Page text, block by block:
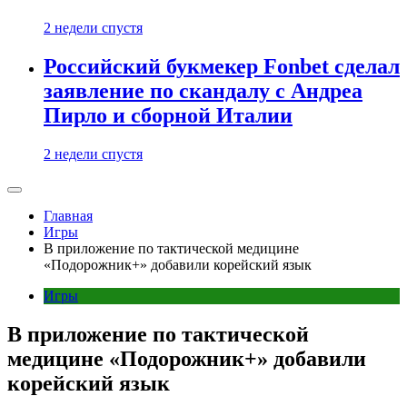
2 недели спустя
Российский букмекер Fonbet сделал
заявление по скандалу с Андреа
Пирло и сборной Италии
2 недели спустя
Главная
Игры
В приложение по тактической медицине
«Подорожник+» добавили корейский язык
Игры
В приложение по тактической
медицине «Подорожник+» добавили
корейский язык